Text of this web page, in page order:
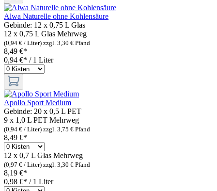
Alwa Naturelle ohne Kohlensäure
Gebinde: 12 x 0,75 L Glas
12 x 0,75 L Glas Mehrweg
(0,94 € / Liter) zzgl. 3,30 € Pfand
8,49 €*
0,94 €* / 1 Liter
Apollo Sport Medium
Gebinde: 20 x 0,5 L PET
9 x 1,0 L PET Mehrweg
(0,94 € / Liter) zzgl. 3,75 € Pfand
8,49 €*
12 x 0,7 L Glas Mehrweg
(0,97 € / Liter) zzgl. 3,30 € Pfand
8,19 €*
0,98 €* / 1 Liter